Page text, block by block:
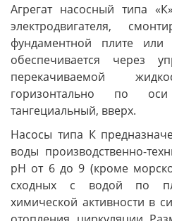
Агрегат насосный типа
электродвигателя,
фундаментной плите
обеспечивается через
перекачиваемой
горизонтально по
тангециальный, вверх.
Насосы типа К
воды производственно-
pH от 6 до 9 (кроме
сходных с водой по
химической активности в